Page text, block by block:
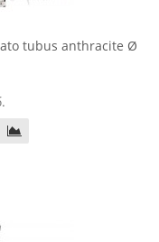
tubus anthracite Ø